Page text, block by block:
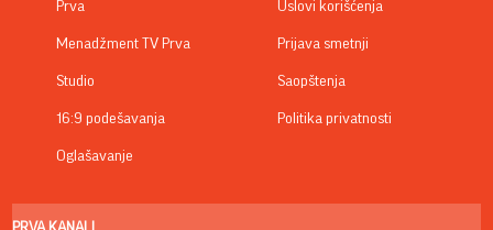
Prva
Menadžment TV Prva
Studio
16:9 podešavanja
Oglašavanje
Uslovi korišćenja
Prijava smetnji
Saopštenja
Politika privatnosti